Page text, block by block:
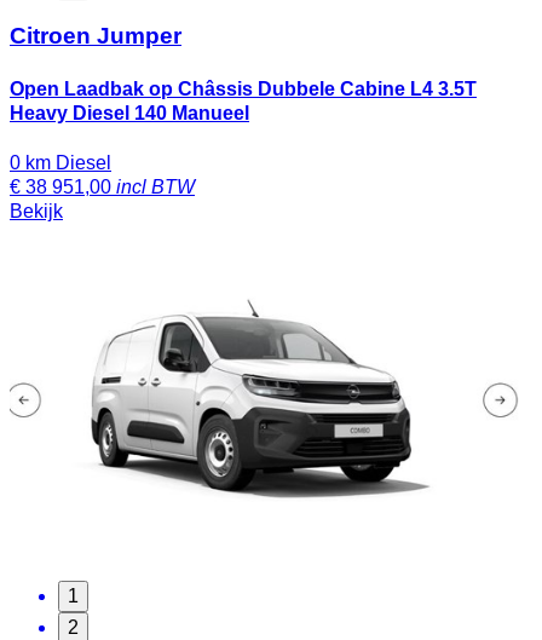
Citroen Jumper
Open Laadbak op Châssis Dubbele Cabine L4 3.5T
Heavy Diesel 140 Manueel
0 km Diesel
€ 38 951,00 incl BTW
Bekijk
1
2